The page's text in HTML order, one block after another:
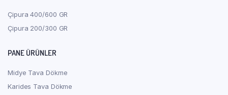
Çipura 400/600 GR
Çipura 200/300 GR
PANE ÜRÜNLER
Midye Tava Dökme
Karides Tava Dökme